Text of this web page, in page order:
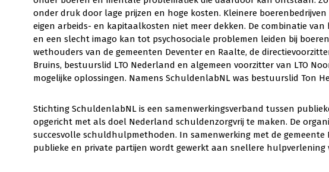
onder druk door lage prijzen en hoge kosten. Kleinere
eigen arbeids- en kapitaalkosten niet meer dekken. De combinatie van
en een slecht imago kan tot psychosociale problemen leiden bij
wethouders van de gemeenten Deventer en Raalte, de
Bruins, bestuurslid LTO Nederland en algemeen voorzitter van LTO
mogelijke oplossingen. Namens SchuldenlabNL was bestuurslid Ton
Stichting SchuldenlabNL is een samenwerkingsverband tussen
opgericht met als doel Nederland schuldenzorgvrij te maken. De
succesvolle schuldhulpmethoden. In samenwerking met de gemeente
publieke en private partijen wordt gewerkt aan snellere